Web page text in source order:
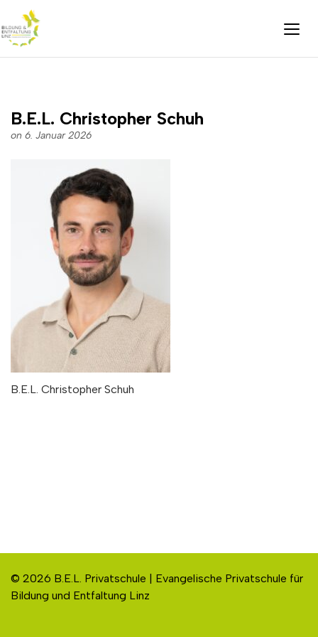
B.E.L. Christopher Schuh
on 6. Januar 2026
B.E.L. Christopher Schuh
© 2026 B.E.L. Privatschule | Evangelische Privatschule für
Bildung und Entfaltung Linz